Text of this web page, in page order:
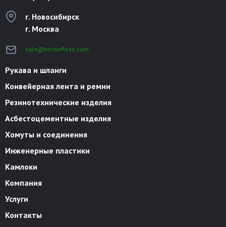
г. Новосибирск
г. Москва
sale@holzerflexo.com
Рукава и шланги
Конвейерная лента и ремни
Резинотехнические изделия
Асбестоцементные изделия
Хомуты и соединения
Инженерные пластики
Камлоки
Компания
Услуги
Контакты